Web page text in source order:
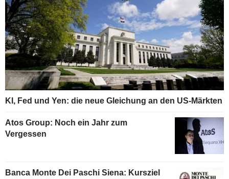
KI, Fed und Yen: die neue Gleichung an den US-Märkten
Atos Group: Noch ein Jahr zum
Vergessen
Banca Monte Dei Paschi Siena: Kursziel